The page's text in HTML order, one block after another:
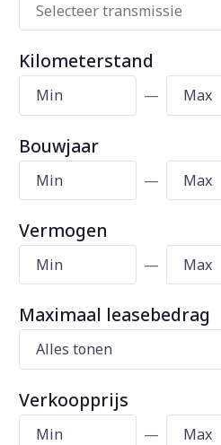
Kilometerstand
—
Bouwjaar
—
Vermogen
—
Maximaal leasebedrag
Verkoopprijs
—